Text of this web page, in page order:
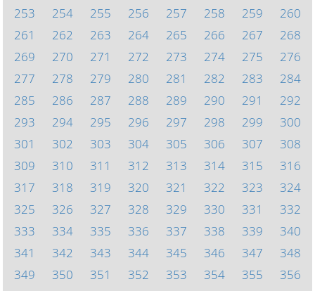
253
254 255 256 257 258 259
260
261
262 263 264 265 266 267
268
269
270 271 272 273 274 275
276
277
278 279 280 281 282 283
284
285
286 287 288 289 290 291
292
293
294 295 296 297 298 299
300
301
302 303 304 305 306 307
308
309
310 311 312 313 314 315
316
317
318 319 320 321 322 323
324
325
326 327 328 329 330 331
332
333
334 335 336 337 338 339
340
341
342 343 344 345 346 347
348
349
350 351 352 353 354 355
356